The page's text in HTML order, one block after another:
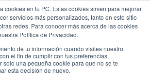
cookies en tu PC. Estas cookies sirven para mejorar
servicios más personalizados, tanto en este sitio
redes. Para conocer más acerca de las cookies
Política de Privacidad.
de tu información cuando visites nuestro
el fin de cumplir con tus preferencias,
solo una pequeña cookie para que no se te
esta decisión de nuevo.